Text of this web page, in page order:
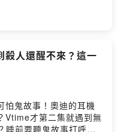
馬上購票-🍭 誤打誤撞
藝圈？💓 戀愛跟分手都
不浪費時間！演算法跟
而哭！結果幫別人打
星評論～或是有種你
join/jomotalk-合
激罵
人還醒不來？這一
怕鬼故事！奧迪的耳機
Vtime才第二集就遇到無
睡前要聽鬼故事打呼還